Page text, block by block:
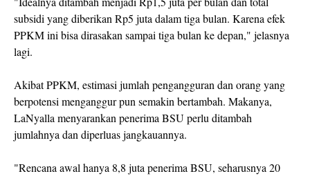
subsidi yang diberikan Rp5 juta dalam tiga bulan. Karena efek
PPKM ini bisa dirasakan sampai tiga bulan ke depan," jelasnya
lagi.
Akibat PPKM, estimasi jumlah pengangguran dan orang yang
berpotensi menganggur pun semakin bertambah. Makanya,
LaNyalla menyarankan penerima BSU perlu ditambah
jumlahnya dan diperluas jangkauannya.
"Rencana awal hanya 8,8 juta penerima BSU, seharusnya 20